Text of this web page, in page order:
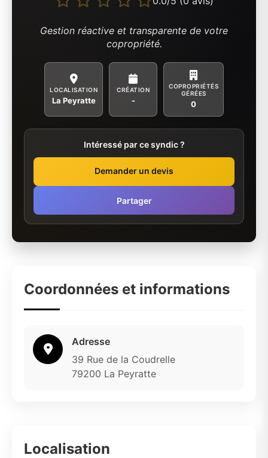
Gestion réactive et transparente de votre
copropriété.
LOCALISATION
La Peyratte
CRÉATION
-
COPROPRIÉTÉS
GÉRÉES
0
Intéressé par ce syndic ?
Demander un devis
Partager
Coordonnées et informations
Adresse
39 Rue de la Coudrelle
79200 La Peyratte
Localisation